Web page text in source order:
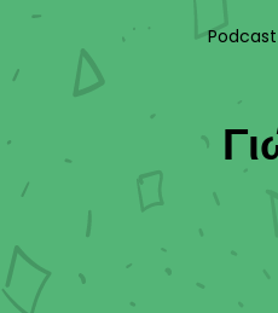
Podcast